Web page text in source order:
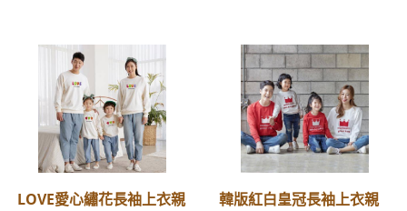
LOVE愛心繡花長袖上衣親
韓版紅白皇冠長袖上衣親